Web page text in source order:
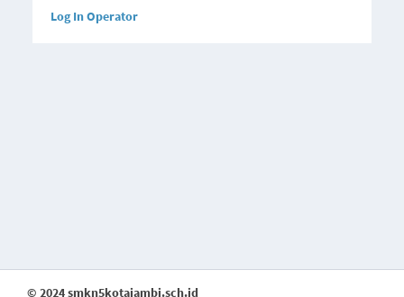
Log In Operator
© 2024 smkn5kotajambi.sch.id